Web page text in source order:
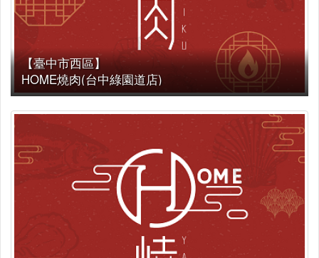
【臺中市西區】
HOME燒肉(台中綠園道店)